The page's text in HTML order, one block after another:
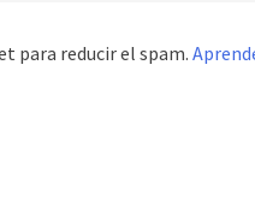
para reducir el spam.